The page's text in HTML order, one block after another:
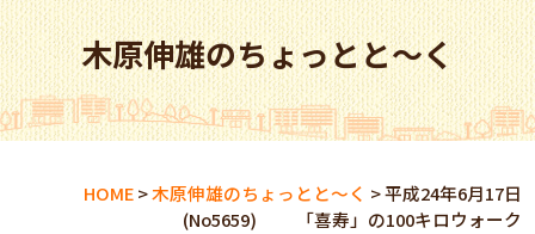
木原伸雄のちょっとと～く
HOME>木原伸雄のちょっとと～く >平成24年6月17日
(No5659) 「喜寿」の100キロウォーク